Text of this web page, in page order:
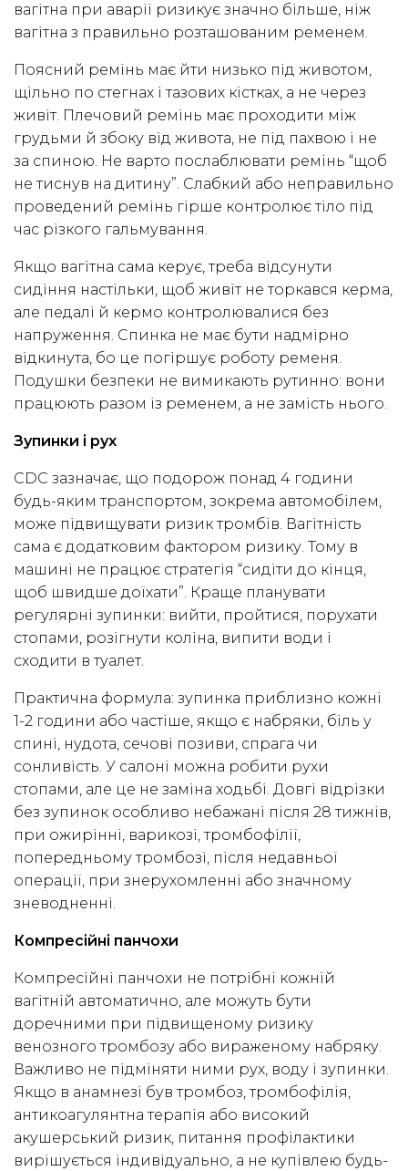
вагітна при аварії ризикує значно більше, ніж
вагітна з правильно розташованим ременем.
Поясний ремінь має йти низько під животом,
щільно по стегнах і тазових кістках, а не через
живіт. Плечовий ремінь має проходити між
грудьми й збоку від живота, не під пахвою і не
за спиною. Не варто послаблювати ремінь “щоб
не тиснув на дитину”. Слабкий або неправильно
проведений ремінь гірше контролює тіло під
час різкого гальмування.
Якщо вагітна сама керує, треба відсунути
сидіння настільки, щоб живіт не торкався керма,
але педалі й кермо контролювалися без
напруження. Спинка не має бути надмірно
відкинута, бо це погіршує роботу ременя.
Подушки безпеки не вимикають рутинно: вони
працюють разом із ременем, а не замість нього.
Зупинки і рух
CDC зазначає, що подорож понад 4 години
будь-яким транспортом, зокрема автомобілем,
може підвищувати ризик тромбів. Вагітність
сама є додатковим фактором ризику. Тому в
машині не працює стратегія “сидіти до кінця,
щоб швидше доїхати”. Краще планувати
регулярні зупинки: вийти, пройтися, порухати
стопами, розігнути коліна, випити води і
сходити в туалет.
Практична формула: зупинка приблизно кожні
1-2 години або частіше, якщо є набряки, біль у
спині, нудота, сечові позиви, спрага чи
сонливість. У салоні можна робити рухи
стопами, але це не заміна ходьбі. Довгі відрізки
без зупинок особливо небажані після 28 тижнів,
при ожирінні, варикозі, тромбофілії,
попередньому тромбозі, після недавньої
операції, при знерухомленні або значному
зневодненні.
Компресійні панчохи
Компресійні панчохи не потрібні кожній
вагітній автоматично, але можуть бути
доречними при підвищеному ризику
венозного тромбозу або вираженому набряку.
Важливо не підміняти ними рух, воду і зупинки.
Якщо в анамнезі був тромбоз, тромбофілія,
антикоагулянтна терапія або високий
акушерський ризик, питання профілактики
вирішується індивідуально, а не купівлею будь-